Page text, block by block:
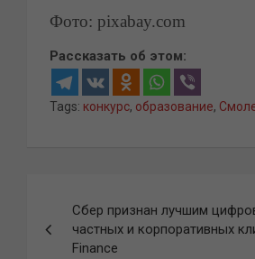
Фото: pixabay.com
Рассказать об этом:
Tags: конкурс, образование,
по
Сбер признан лучшим
частных и корпоративных
Finance